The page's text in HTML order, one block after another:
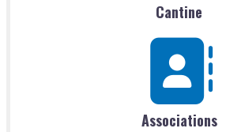
Cantine
Associations